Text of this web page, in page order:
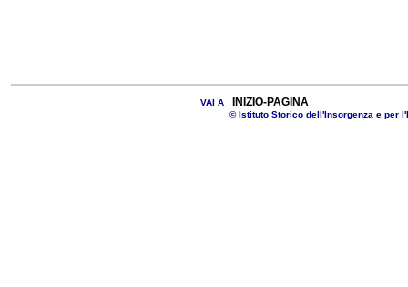
VAI A INIZIO-PAGINA
© Istituto Storico dell'Insorgenza e per